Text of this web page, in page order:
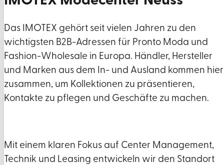
Das IMOTEX gehört seit vielen Jahren zu den
wichtigsten B2B-Adressen für Pronto Moda und
Fashion-Wholesale in Europa. Händler, Hersteller
und Marken aus dem In- und Ausland kommen hier
zusammen, um Kollektionen zu präsentieren,
Kontakte zu pflegen und Geschäfte zu machen.
Mit einem klaren Fokus auf Center Management,
Technik und Leasing entwickeln wir den Standort